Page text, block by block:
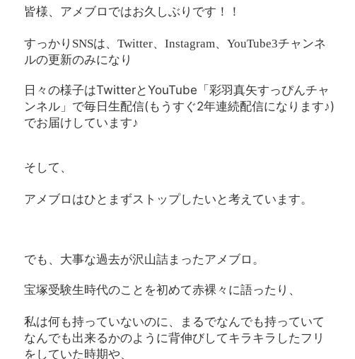
皆様、アメブロではお久しぶりです！！
すっかり SNSは、 Twitter、 Instagram、 YouTube3チャンネ
ルの更新のみになり
日々の様子はTwitterとYouTube「彩羽真矢すっぴんチャ
ンネル」で毎日生配信(もうすぐ2年連続配信になります♪)
でお届けしています♪
そして、
アメブロはひとまずストップしたいと考えています。
でも、大事な過去が沢山詰まったアメブロ。
宝塚受験生時代のことを初めて赤裸々に語ったり、
私は何も持っていないのに、まるでなんでも持っていて
なんでも出来るかのように背伸びしてキラキラしたフリ
をしていた時期や、